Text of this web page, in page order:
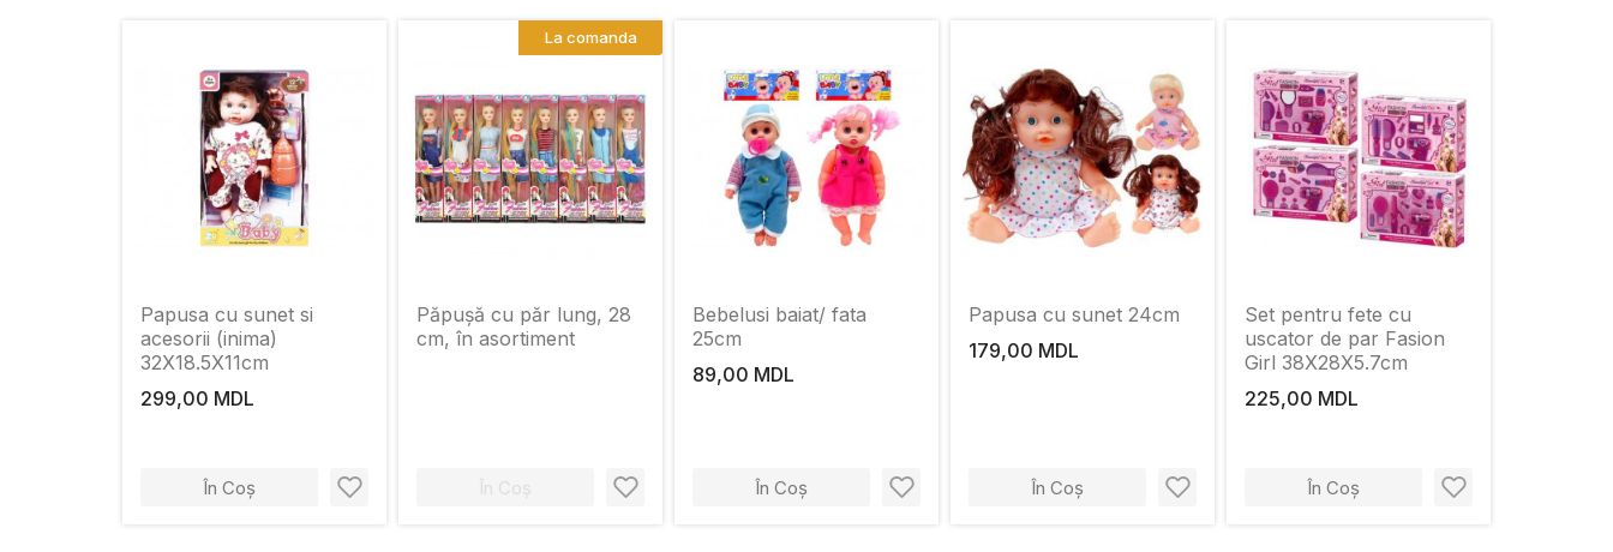
Papusa cu sunet si
acesorii (inima)
32X18.5X11cm
299,00 MDL
În Coș
Păpușă cu păr lung, 28
cm, în asortiment
În Coș
La comanda
Bebelusi baiat/ fata
25cm
89,00 MDL
În Coș
Papusa cu sunet 24cm
179,00 MDL
În Coș
Set pentru fete cu
uscator de par Fasion
Girl 38X28X5.7cm
225,00 MDL
În Coș